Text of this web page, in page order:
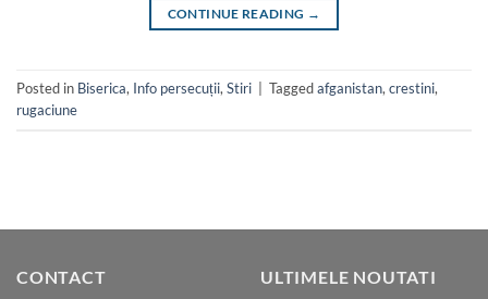
CONTINUE READING →
Posted in Biserica, Info persecuții, Stiri Taggedafganistan, crestini,
rugaciune
CONTACT ULTIMELE NOUTATI